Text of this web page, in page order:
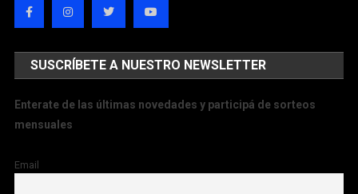
SUSCRÍBETE A NUESTRO NEWSLETTER
Enterate de las últimas novedades y participá de sorteos
mensuales
Email